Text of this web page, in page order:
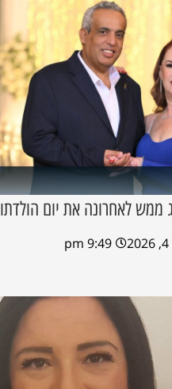
לאחרונה את יום הולדתו
9:49 pm